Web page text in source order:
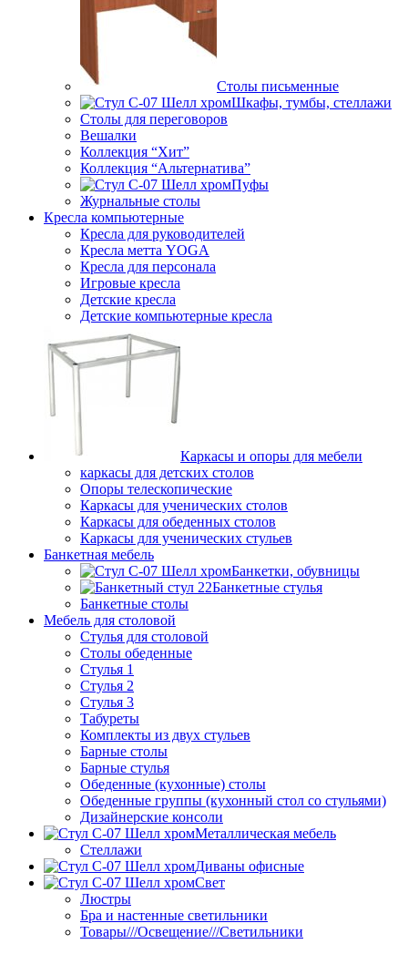
Столы письменные
Шкафы, тумбы, стеллажи
Столы для переговоров
Вешалки
Коллекция “Хит”
Коллекция “Альтернатива”
Пуфы
Журнальные столы
Кресла компьютерные
Кресла для руководителей
Кресла метта YOGA
Кресла для персонала
Игровые кресла
Детские кресла
Детские компьютерные кресла
Каркасы и опоры для мебели
каркасы для детских столов
Опоры телескопические
Каркасы для ученических столов
Каркасы для обеденных столов
Каркасы для ученических стульев
Банкетная мебель
Банкетки, обувницы
Банкетные стулья
Банкетные столы
Мебель для столовой
Стулья для столовой
Столы обеденные
Стулья 1
Стулья 2
Стулья 3
Табуреты
Комплекты из двух стульев
Барные столы
Барные стулья
Обеденные (кухонные) столы
Обеденные группы (кухонный стол со стульями)
Дизайнерские консоли
Металлическая мебель
Стеллажи
Диваны офисные
Свет
Люстры
Бра и настенные светильники
Товары///Освещение///Светильники